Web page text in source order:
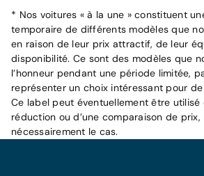
* Nos voitures « à la une » constituent
temporaire de différents modèles que
en raison de leur prix attractif, de leur
disponibilité. Ce sont des modèles que
l’honneur pendant une période limitée,
représenter un choix intéressant pour
Ce label peut éventuellement être utilisé
réduction ou d’une comparaison de prix,
nécessairement le cas.